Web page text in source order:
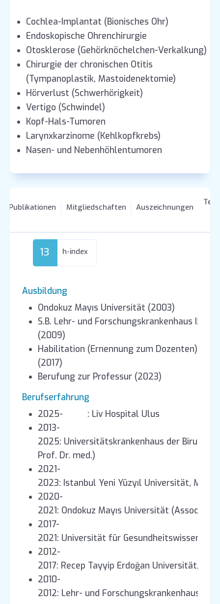
Cochlea-Implantat (Bionisches Ohr)
Endoskopische Ohrenchirurgie
Otosklerose (Gehörknöchelchen-Verkalkung)
Chirurgie der chronischen Otitis
(Tympanoplastik, Mastoidenektomie)
Hörverlust (Schwerhörigkeit)
Vertigo (Schwindel)
Kopf-Hals-Tumoren
Larynxkarzinome (Kehlkopfkrebs)
Nasen- und Nebenhöhlentumoren
Publikationen Mitgliedschaften Auszeichnungen
13 h-index
Ausbildung
Ondokuz Mayıs Universität (2003)
S.B. Lehr- und Forschungskrankenhaus
(2009)
Habilitation (Ernennung zum Dozenten)
(2017)
Berufung zur Professur (2023)
Berufserfahrung
2025- : Liv Hospital Ulus
2013-
2025: Universitätskrankenhaus der Biruni
Prof. Dr. med.)
2021-
2023: Istanbul Yeni Yüzyıl Universität,
2020-
2021: Ondokuz Mayıs Universität (Assoc.
2017-
2021: Universität für
2012-
2017: Recep Tayyip Erdoğan Universität,
2010-
2012: Lehr- und Forschungskrankenhaus